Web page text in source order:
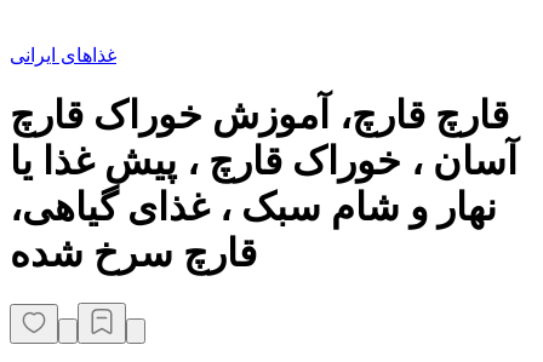
غذاهای ایرانی
قارچ قارچ، آموزش خوراک قارچ
آسان ، خوراک قارچ ، پیش غذا یا
نهار و شام سبک ، غذای گیاهی،
قارچ سرخ شده